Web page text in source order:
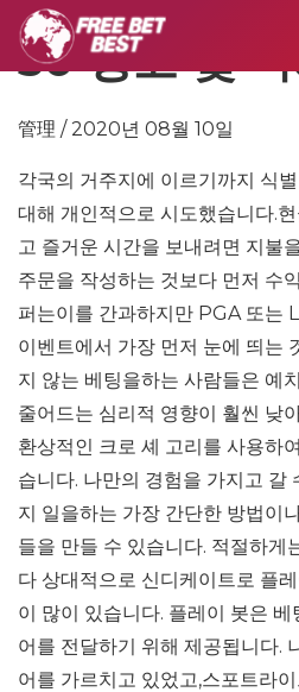
50 광고 및
管理 / 2020년 08월 10일
각국의 거주지에 이르기까지 식
대해 개인적으로 시도했습니다.
고 즐거운 시간을 보내려면 지불
주문을 작성하는 것보다 먼저 수
퍼는이를 간과하지만 PGA 또는
이벤트에서 가장 먼저 눈에 띄는
지 않는 베팅을하는 사람들은 예
줄어드는 심리적 영향이 훨씬 낮
환상적인 크로 셰 고리를 사용하
습니다. 나만의 경험을 가지고 갈
지 일을하는 가장 간단한 방법이
들을 만들 수 있습니다. 적절하게
다 상대적으로 신디케이트로 플
이 많이 있습니다. 플레이 봇은
어를 전달하기 위해 제공됩니다.
어를 가르치고 있었고,스포트라